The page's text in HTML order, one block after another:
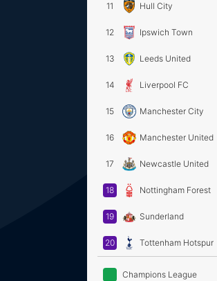
11 Hull City
12 Ipswich Town
13 Leeds United
14 Liverpool FC
15 Manchester City
16 Manchester United
17 Newcastle United
18 Nottingham Forest
19 Sunderland
20 Tottenham Hotspur
Champions League